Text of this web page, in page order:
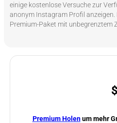
einige kostenlose Versuche zur
anonym Instagram Profil
Premium-Paket mit unbegrenztem
$
Premium Holenum mehr